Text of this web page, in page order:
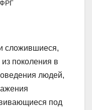
ФРГ
сложившиеся,
поколения в
людей,
под